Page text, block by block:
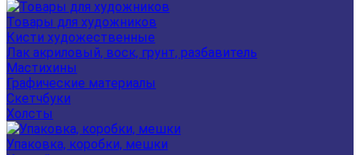
Товары для художников
Кисти художественные
Лак акриловый, воск, грунт, разбавитель
Мастихины
Графические материалы
Скетчбуки
Холсты
Упаковка, коробки, мешки